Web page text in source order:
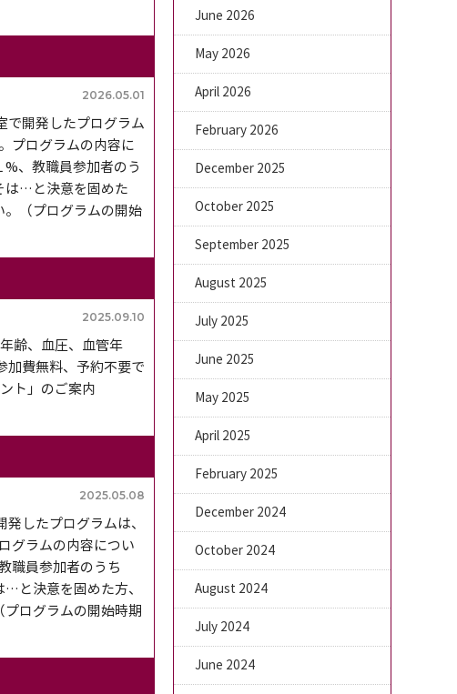
2026.05.01
開発したプログラム
プログラムの内容に
、教職員参加者のう
は…と決意を固めた
（プログラムの開始
2025.09.10
齢、血圧、血管年
加費無料、予約不要で
ト」のご案内
2025.05.08
したプログラムは、
グラムの内容につい
職員参加者のうち
と決意を固めた方、
ログラムの開始時期
June 2026
May 2026
April 2026
February 2026
December 2025
October 2025
September 2025
August 2025
July 2025
June 2025
May 2025
April 2025
February 2025
December 2024
October 2024
August 2024
July 2024
June 2024